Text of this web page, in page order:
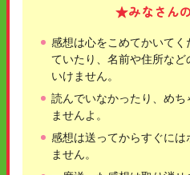
★みなさん
感想は心をこめてかいて
ていたり、名前や住所な
いけません。
読んでいなかったり、め
ませんよ。
感想は送ってからすぐに
ません。